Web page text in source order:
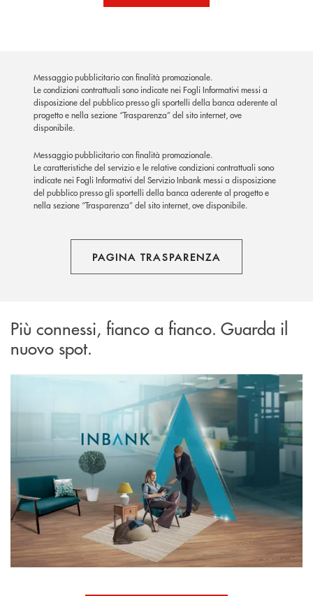
Messaggio pubblicitario con finalità promozionale.
Le condizioni contrattuali sono indicate nei Fogli Informativi messi a
disposizione del pubblico presso gli sportelli della banca aderente al
progetto e nella sezione “Trasparenza” del sito internet, ove
disponibile.
Messaggio pubblicitario con finalità promozionale.
Le caratteristiche del servizio e le relative condizioni contrattuali sono
indicate nei Fogli Informativi del Servizio Inbank messi a disposizione
del pubblico presso gli sportelli della banca aderente al progetto e
nella sezione “Trasparenza” del sito internet, ove disponibile.
PAGINA TRASPARENZA
Più connessi, fianco a fianco. Guarda il
nuovo spot.